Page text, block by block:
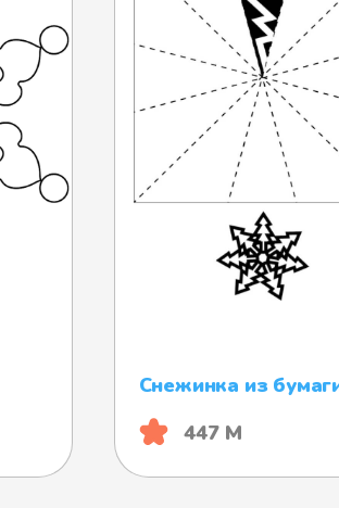
Снежинка из
447 М